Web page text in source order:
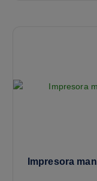
Impresora